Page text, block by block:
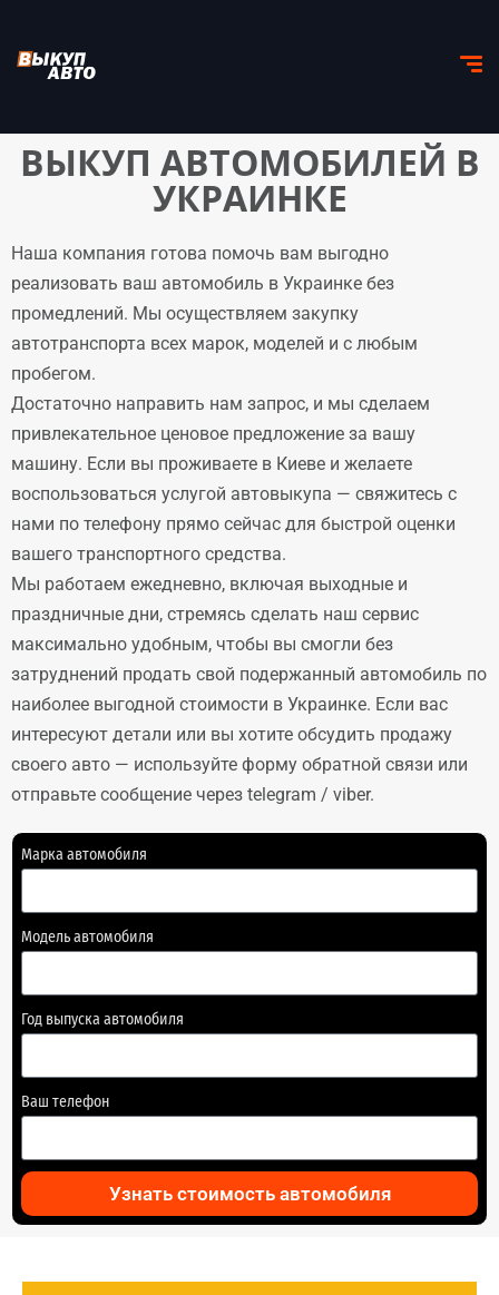
ВЫКУП АВТОМОБИЛЕЙ В
УКРАИНКЕ
Наша компания готова помочь вам выгодно
реализовать ваш автомобиль в Украинке без
промедлений. Мы осуществляем закупку
автотранспорта всех марок, моделей и с любым
пробегом.
Достаточно направить нам запрос, и мы сделаем
привлекательное ценовое предложение за вашу
машину. Если вы проживаете в Киеве и желаете
воспользоваться услугой автовыкупа — свяжитесь с
нами по телефону прямо сейчас для быстрой оценки
вашего транспортного средства.
Мы работаем ежедневно, включая выходные и
праздничные дни, стремясь сделать наш сервис
максимально удобным, чтобы вы смогли без
затруднений продать свой подержанный автомобиль по
наиболее выгодной стоимости в Украинке. Если вас
интересуют детали или вы хотите обсудить продажу
своего авто — используйте форму обратной связи или
отправьте сообщение через telegram / viber.
Марка автомобиля
Модель автомобиля
Год выпуска автомобиля
Ваш телефон
Узнать стоимость автомобиля